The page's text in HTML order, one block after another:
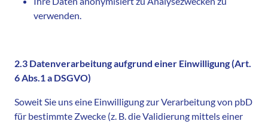
verwenden.
2.3 Datenverarbeitung aufgrund einer Einwilligung (Art.
6 Abs.1 a DSGVO)
Soweit Sie uns eine Einwilligung zur Verarbeitung von pbD
für bestimmte Zwecke (z. B. die Validierung mittels einer